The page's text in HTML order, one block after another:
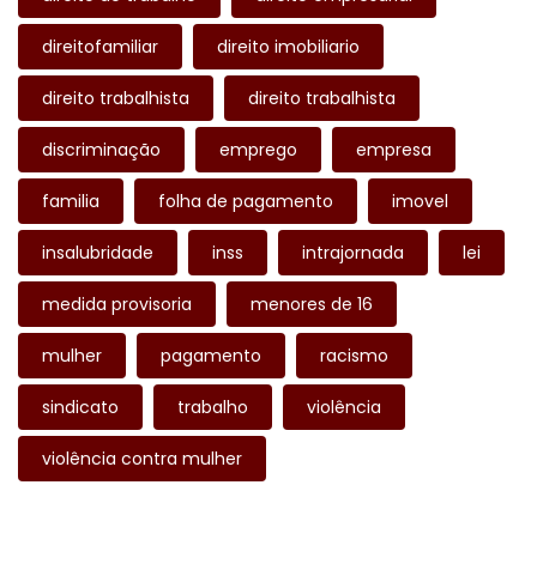
direitofamiliar direito imobiliario
direito trabalhista direito trabalhista
discriminação emprego empresa
familia folha de pagamento imovel
insalubridade inss intrajornada lei
medida provisoria menores de 16
mulher pagamento racismo
sindicato trabalho violência
violência contra mulher